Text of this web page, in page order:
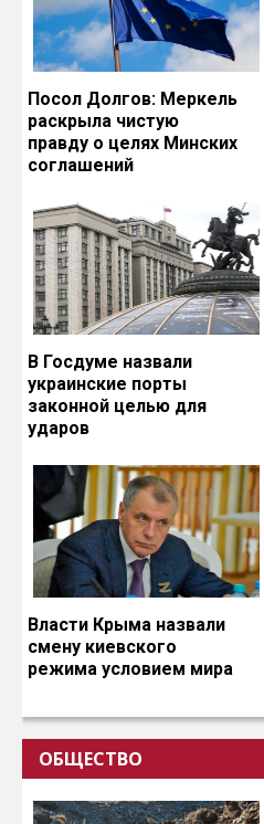
Посол Долгов: Меркель
раскрыла чистую
правду о целях Минских
соглашений
В Госдуме назвали
украинские порты
законной целью для
ударов
Власти Крыма назвали
смену киевского
режима условием мира
ОБЩЕСТВО